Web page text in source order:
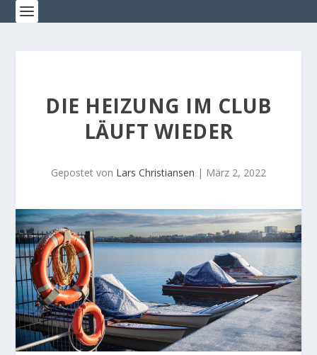
DIE HEIZUNG IM CLUB
LÄUFT WIEDER
Gepostet von Lars Christiansen | März 2, 2022